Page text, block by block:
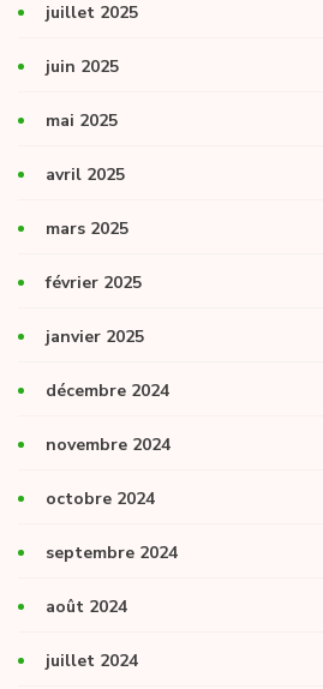
juillet 2025
juin 2025
mai 2025
avril 2025
mars 2025
février 2025
janvier 2025
décembre 2024
novembre 2024
octobre 2024
septembre 2024
août 2024
juillet 2024